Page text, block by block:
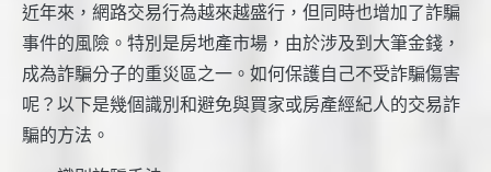
近年來，網路交易行為越來越盛行，但同時也增加了詐騙
事件的風險。特別是房地產市場，由於涉及到大筆金錢，
成為詐騙分子的重災區之一。如何保護自己不受詐騙傷害
呢？以下是幾個識別和避免與買家或房產經紀人的交易詐
騙的方法。